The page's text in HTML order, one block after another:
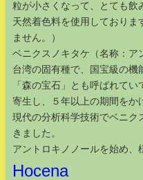
粒が小さくなって、とても飲
天然着色料を使用しておりま
ません。）
ベニクスノキタケ（名称：
台湾の固有種で、国宝級の機
「森の宝石」とも呼ばれて
寄生し、５年以上の期間をか
現代の分析科学技術でベニク
きました。
アントロキノノールを始め、
Hocena